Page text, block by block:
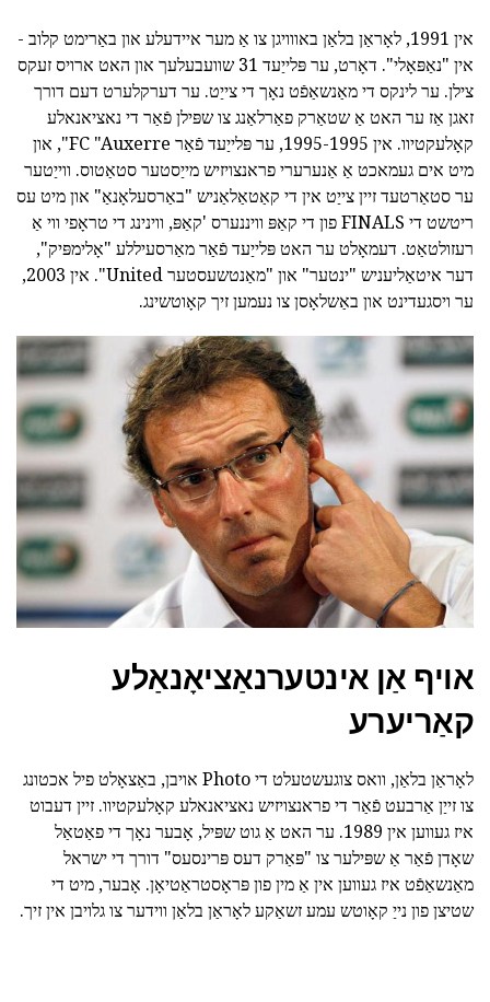
אין 1991, לאָראַן בלאַן באווויגן צו אַ מער איידעלע און באַרימט קלוב -
אין "נאַפּאָלי". דאָרט, ער פּלייַעד 31 שוועבעלעך און האט ארויס זעקס
צילן. ער לינקס די מאַנשאַפֿט נאָך די צייַט. ער דערקלערט דעם דורך
זאגן אַז ער האט אַ שטאַרק פאַרלאַנג צו שפּילן פֿאַר די נאציאנאלע
קאָלעקטיוו. אין 1995-1995, ער פּלייַעד פֿאַר FC "Auxerre", און
מיט אים געמאכט אַ אַנערערי פראנצויזיש מייַסטער סטאַטוס. ווייַטער
ער סטאַרטעד זיין צייַט אין די קאַטאַלאַניש "באַרסעלאָנאַ" און מיט עס
ריטשט די FINALS פון די קאַפּ וויננערס 'קאַפּ, ווינינג די טראָפי ווי אַ
רעזולטאַט. דעמאָלט ער האט פּלייַעד פֿאַר מאַרסעיללע "אָלימפּיק",
דער איטאַליעניש "ינטער" און "מאַנטשעסטער United". אין 2003,
ער ויסגעדינט און באַשלאָסן צו נעמען זיך קאָוטשינג.
אויף אַן אינטערנאַציאָנאַלע
קאַריערע
לאָראַן בלאַן, וואס צוגעשטעלט די Photo אויבן, באַצאָלט פיל אכטונג
צו זייַן אַרבעט פֿאַר די פראנצויזיש נאציאנאלע קאָלעקטיוו. זיין דעבוט
איז געווען אין 1989. ער האט אַ גוט שפּיל, אָבער נאָך די פאַטאַל
שאָדן פֿאַר אַ שפּילער צו "פּאַרק דעס פּרינסעס" דורך די ישראל
מאַנשאַפֿט איז געווען אין אַ מין פון פּראָסטראַטיאָן. אָבער, מיט די
שטיצן פון נייַ קאָוטש עמע זשאַקע לאָראַן בלאַן ווידער צו גלויבן אין זיך.